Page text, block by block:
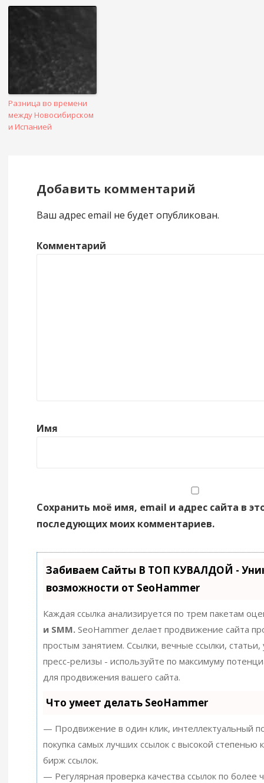
Разница во времени
между Новосибирском
и Испанией
Добавить комментарий
Ваш адрес email не будет опубликован.
Комментарий
Имя
Сохранить моё имя, email и адрес сайта в
последующих моих комментариев.
Забиваем Сайты В ТОП КУВАЛДОЙ -
возможности от SeoHammer
Каждая ссылка анализируется по трем пакетам
и SMM.SeoHammer делает продвижение сайта
простым занятием. Ссылки, вечные ссылки,
пресс-релизы - используйте по максимуму
для продвижения вашего сайта.
Что умеет делать SeoHammer
— Продвижение в один клик, интеллектуальный
покупка самых лучших ссылок с высокой степенью
бирж ссылок.
— Регулярная проверка качества ссылок по более